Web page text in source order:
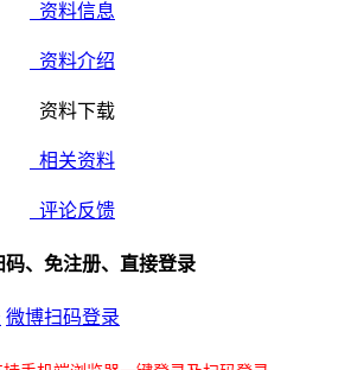
资料信息
资料介绍
资料下载
相关资料
评论反馈
码、免注册、直接登录
微博扫码登录